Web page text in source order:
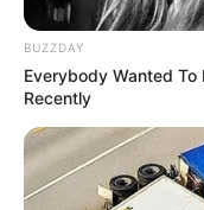
BUZZDAY
Everybody Wanted
Recently